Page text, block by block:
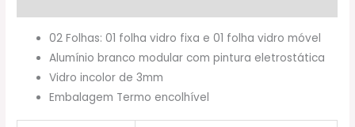
02 Folhas: 01 folha vidro fixa e 01 folha vidro móvel
Alumínio branco modular com pintura eletrostática
Vidro incolor de 3mm
Embalagem Termo encolhível